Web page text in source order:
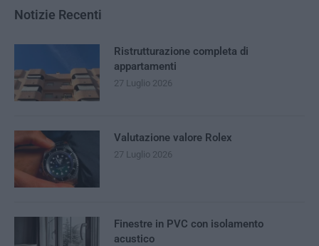
Notizie Recenti
Ristrutturazione completa di
appartamenti
27 Luglio 2026
Valutazione valore Rolex
27 Luglio 2026
Finestre in PVC con isolamento
acustico